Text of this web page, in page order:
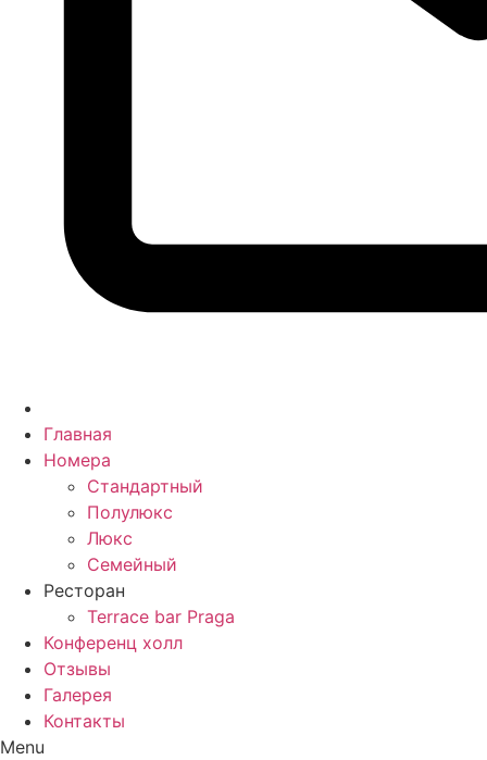
Главная
Номера
Стандартный
Полулюкс
Люкс
Семейный
Ресторан
Terrace bar Praga
Конференц холл
Отзывы
Галерея
Контакты
Menu